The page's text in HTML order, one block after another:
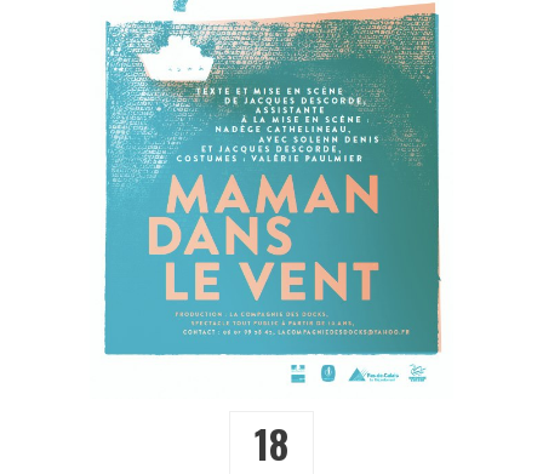
18